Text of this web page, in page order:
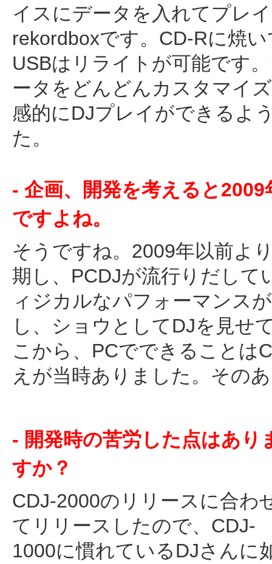
イスにデータを入れてプレ
rekordboxです。CD-Rに焼
USBはリライトが可能です
ータをどんどんカスタマイ
感的にDJプレイができるよ
た。
- 企画、開発を考えると
ですよね。
そうですね。2009年以前よ
期し、PCDJが流行りだして
ィジカルなパフォーマンス
し、ショウとしてDJを見せ
こから、PCでできることは
えが当時ありました。その
- 開発時の苦労した点はあり
すか？
CDJ-2000のリリースに合わ
てリリースしたので、CDJ-
1000に慣れているDJさんに